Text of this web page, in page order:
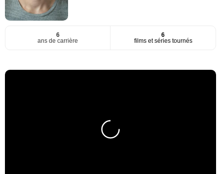
6
ans de carrière
6
films et séries tournés